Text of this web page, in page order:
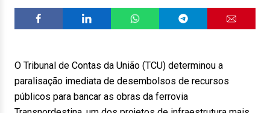
O Tribunal de Contas da União (TCU) determinou a
paralisação imediata de desembolsos de recursos
públicos para bancar as obras da ferrovia